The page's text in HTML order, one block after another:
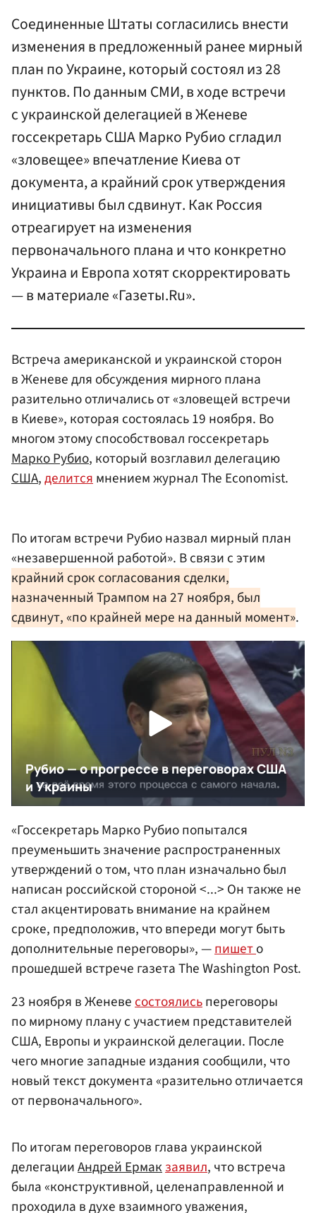
Соединенные Штаты согласились внести
изменения в предложенный ранее мирный
план по Украине, который состоял из 28
пунктов. По данным СМИ, в ходе встречи
с украинской делегацией в Женеве
госсекретарь США Марко Рубио сгладил
«зловещее» впечатление Киева от
документа, а крайний срок утверждения
инициативы был сдвинут. Как Россия
отреагирует на изменения
первоначального плана и что конкретно
Украина и Европа хотят скорректировать
— в материале «Газеты.Ru».
Встреча американской и украинской сторон
в Женеве для обсуждения мирного плана
разительно отличались от «зловещей встречи
в Киеве», которая состоялась 19 ноября. Во
многом этому способствовал госсекретарь
Марко Рубио, который возглавил делегацию
США,делитсямнением журнал The Economist.
По итогам встречи Рубио назвал мирный план
«незавершенной работой». В связи с этим
крайний срок согласования сделки,
назначенный Трампом на 27 ноября, был
сдвинут, «по крайней мере на данный момент».
«Госсекретарь Марко Рубио попытался
преуменьшить значение распространенных
утверждений о том, что план изначально был
написан российской стороной <...> Он также не
стал акцентировать внимание на крайнем
сроке, предположив, что впереди могут быть
дополнительные переговоры», —пишето
прошедшей встрече газета The Washington Post.
23 ноября в Женевесостоялисьпереговоры
по мирному плану с участием представителей
США, Европы и украинской делегации. После
чего многие западные издания сообщили, что
новый текст документа «разительно отличается
от первоначального».
По итогам переговоров глава украинской
делегацииАндрей Ермакзаявил, что встреча
была «конструктивной, целенаправленной и
проходила в духе взаимного уважения,